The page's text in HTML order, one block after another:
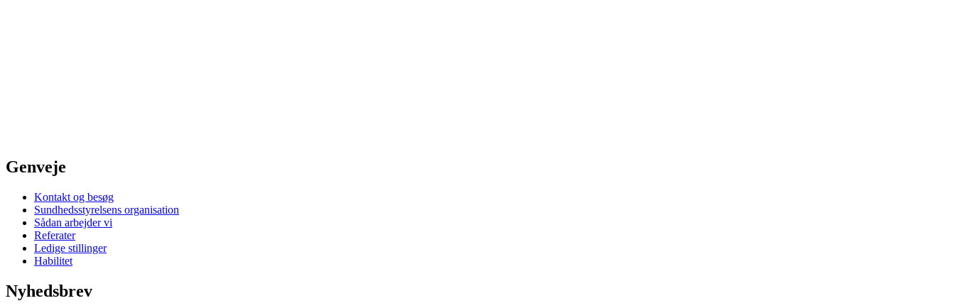
Genveje
Kontakt og besøg
Sundhedsstyrelsens organisation
Sådan arbejder vi
Referater
Ledige stillinger
Habilitet
Nyhedsbrev